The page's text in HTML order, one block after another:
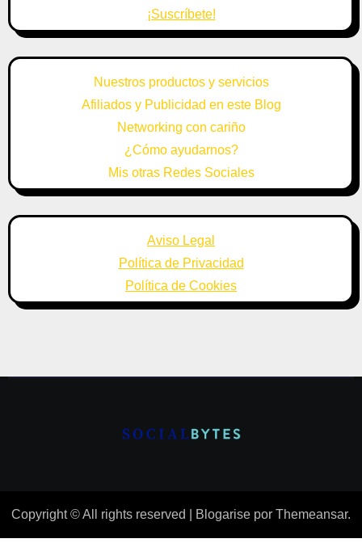
¡Suscríbete!
Nuestros productos y servicios
Afiliados y Publicidad en este Blog
Networking con cariño
¿Cómo ayudarnos?
Mis otras Redes Sociales
Aviso Legal
Política de Privacidad
Política de Cookies
Copyright © All rights reserved Blogarise por Themeansar.